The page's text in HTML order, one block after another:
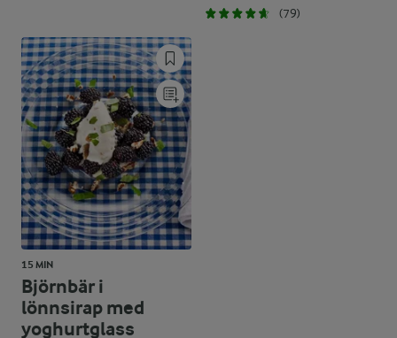
(79)
15 MIN
Björnbär i
lönnsirap med
yoghurtglass